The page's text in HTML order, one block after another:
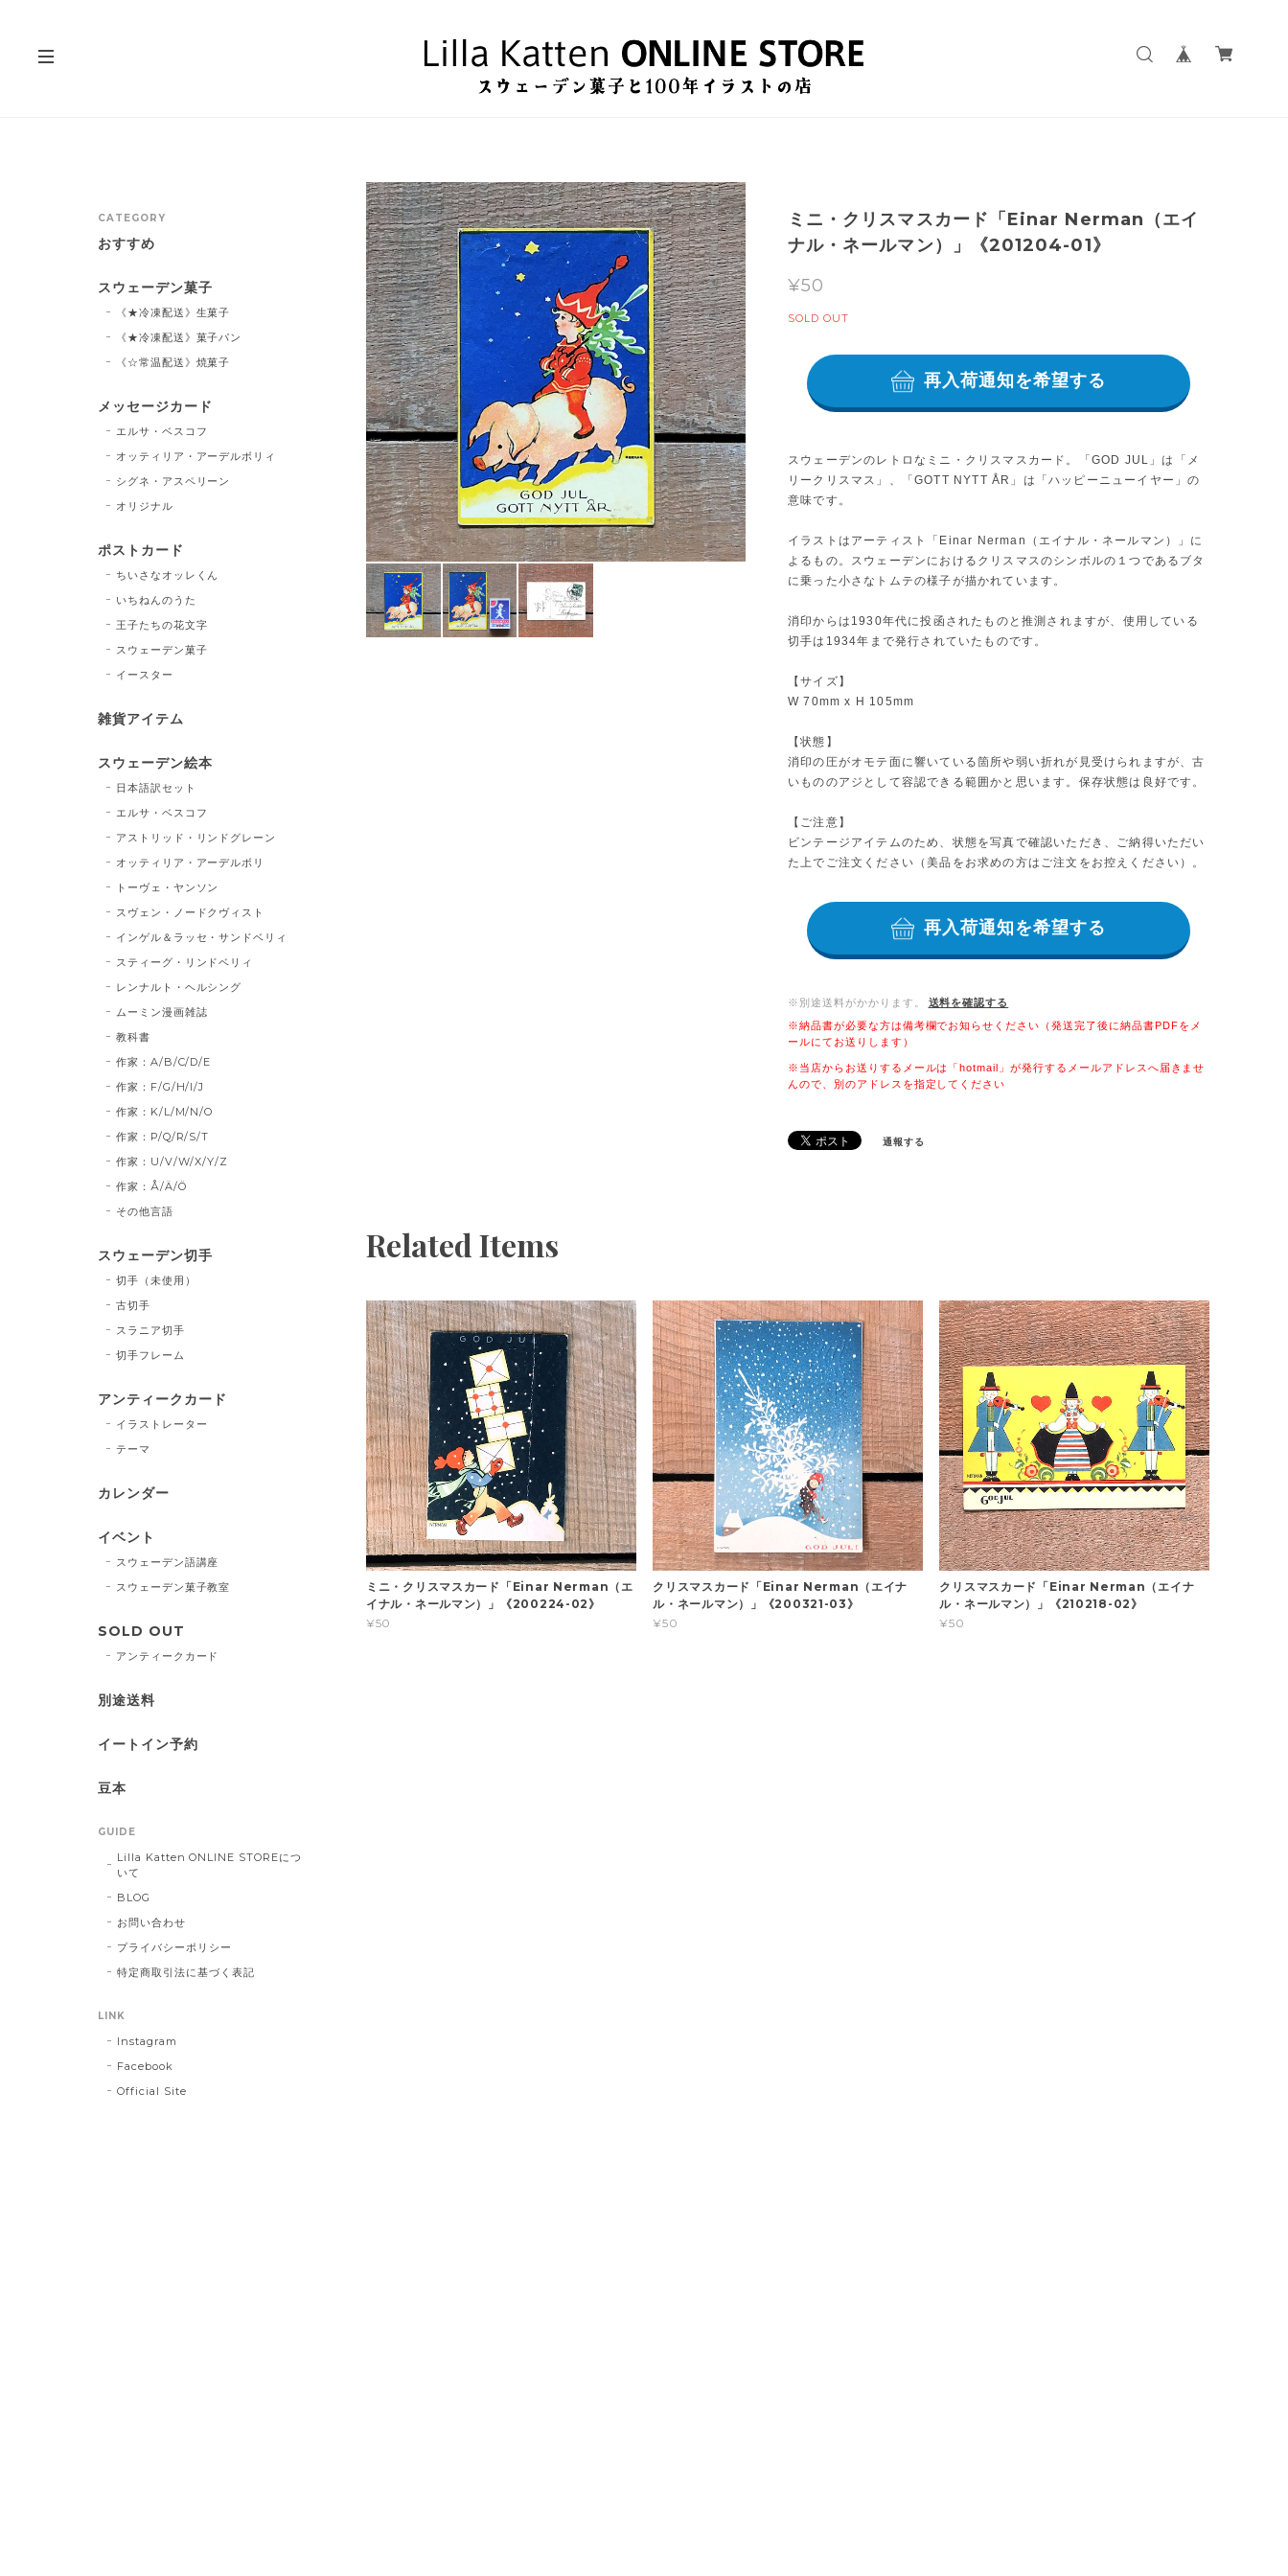
ミニ・クリスマスカード「Einar Nerman（エイ
ナル・ネールマン）」《201204-01》
¥50
SOLD OUT
再入荷通知を希望する
スウェーデンのレトロなミニ・クリスマスカード。「GOD JUL」は「メ
リークリスマス」、「GOTT NYTT ÅR」は「ハッピーニューイヤー」の
意味です。
イラストはアーティスト「Einar Nerman（エイナル・ネールマン）」に
よるもの。スウェーデンにおけるクリスマスのシンボルの１つであるブタ
に乗った小さなトムテの様子が描かれています。
消印からは1930年代に投函されたものと推測されますが、使用している
切手は1934年まで発行されていたものです。
【サイズ】
W 70mm x H 105mm
【状態】
消印の圧がオモテ面に響いている箇所や弱い折れが見受けられますが、古
いもののアジとして容認できる範囲かと思います。保存状態は良好です。
【ご注意】
ビンテージアイテムのため、状態を写真で確認いただき、ご納得いただい
た上でご注文ください（美品をお求めの方はご注文をお控えください）。
再入荷通知を希望する
※別途送料がかかります。
送料を確認する
※納品書が必要な方は備考欄でお知らせください（発送完了後に納品書PDFをメ
ールにてお送りします）
※当店からお送りするメールは「hotmail」が発行するメールアドレスへ届きませ
んので、別のアドレスを指定してください
通報する
Related Items
ミニ・クリスマスカード「Einar Nerman（エ
イナル・ネールマン）」《200224-02》
¥50
クリスマスカード「Einar Nerman（エイナ
ル・ネールマン）」《200321-03》
¥50
クリスマスカード「Einar Nerman（エイナ
ル・ネールマン）」《210218-02》
¥50
CATEGORY
おすすめ
スウェーデン菓子
《★冷凍配送》生菓子
《★冷凍配送》菓子パン
《☆常温配送》焼菓子
メッセージカード
エルサ・ベスコフ
オッティリア・アーデルボリィ
シグネ・アスペリーン
オリジナル
ポストカード
ちいさなオッレくん
いちねんのうた
王子たちの花文字
スウェーデン菓子
イースター
雑貨アイテム
スウェーデン絵本
日本語訳セット
エルサ・ベスコフ
アストリッド・リンドグレーン
オッティリア・アーデルボリ
トーヴェ・ヤンソン
スヴェン・ノードクヴィスト
インゲル＆ラッセ・サンドベリィ
スティーグ・リンドベリィ
レンナルト・ヘルシング
ムーミン漫画雑誌
教科書
作家：A/B/C/D/E
作家：F/G/H/I/J
作家：K/L/M/N/O
作家：P/Q/R/S/T
作家：U/V/W/X/Y/Z
作家：Å/Ä/Ö
その他言語
スウェーデン切手
切手（未使用）
古切手
スラニア切手
切手フレーム
アンティークカード
イラストレーター
テーマ
カレンダー
イベント
スウェーデン語講座
スウェーデン菓子教室
SOLD OUT
アンティークカード
別途送料
イートイン予約
豆本
GUIDE
Lilla Katten ONLINE STOREにつ
いて
BLOG
お問い合わせ
プライバシーポリシー
特定商取引法に基づく表記
LINK
Instagram
Facebook
Official Site